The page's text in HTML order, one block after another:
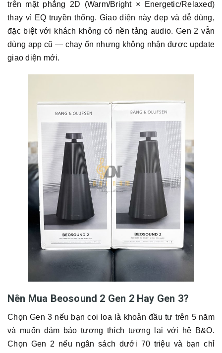
trên mặt phẳng 2D (Warm/Bright × Energetic/Relaxed)
thay vì EQ truyền thống. Giao diện này đẹp và dễ dùng,
đặc biệt với khách không có nền tảng audio. Gen 2 vẫn
dùng app cũ — chạy ổn nhưng không nhận được update
giao diện mới.
Nên Mua Beosound 2 Gen 2 Hay Gen 3?
Chọn Gen 3 nếu bạn coi loa là khoản đầu tư trên 5 năm
và muốn đảm bảo tương thích tương lai với hệ B&O.
Chọn Gen 2 nếu ngân sách dưới 70 triệu và bạn chỉ